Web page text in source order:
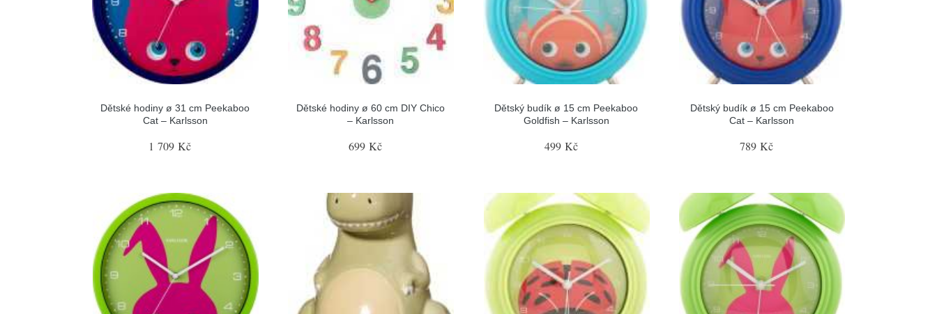
Dětské hodiny ø 31 cm Peekaboo
Cat – Karlsson
1 709 Kč
Dětské hodiny ø 60 cm DIY Chico
– Karlsson
699 Kč
Dětský budík ø 15 cm Peekaboo
Goldfish – Karlsson
499 Kč
Dětský budík ø 15 cm Peekaboo
Cat – Karlsson
789 Kč